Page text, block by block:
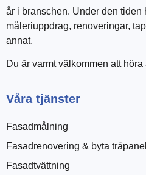
år i branschen. Under den tiden
måleriuppdrag, renoveringar,
annat.
Du är varmt välkommen att
Våra tjänster
Fasadmålning
Fasadrenovering & byta träpanel
Fasadtvättning